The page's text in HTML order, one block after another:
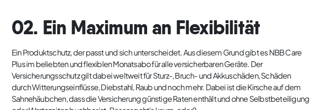
02. Ein Maximum an Flexibilität
Ein Produktschutz, der passt und sich unterscheidet. Aus diesem Grund gibt es NBB Care
Plus im beliebten und flexiblen Monatsabo für alle versicherbaren Geräte. Der
Versicherungsschutz gilt dabei weltweit für Sturz-, Bruch- und Akkuschäden, Schäden
durch Witterungseinflüsse, Diebstahl, Raub und noch mehr. Dabei ist die Kirsche auf dem
Sahnehäubchen, dass die Versicherung günstige Raten enthält und ohne Selbstbeteiligung